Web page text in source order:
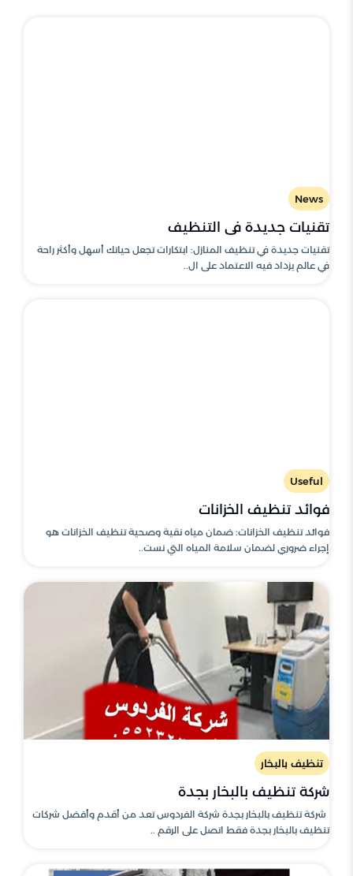
News
تقنيات جديدة في التنظيف
تقنيات جديدة في تنظيف المنازل: ابتكارات تجعل حياتك أسهل وأكثر راحة
في عالم يزداد فيه الاعتماد على ال..
Useful
فوائد تنظيف الخزانات
فوائد تنظيف الخزانات: ضمان مياه نقية وصحية تنظيف الخزانات هو
إجراء ضروري لضمان سلامة المياه التي نست..
تنظيف بالبخار
شركة تنظيف بالبخار بجدة
شركة تنظيف بالبخار بجدة شركة الفردوس تعد من أقدم وأفضل شركات
تنظيف بالبخار بجدة فقط اتصل على الرقم ..